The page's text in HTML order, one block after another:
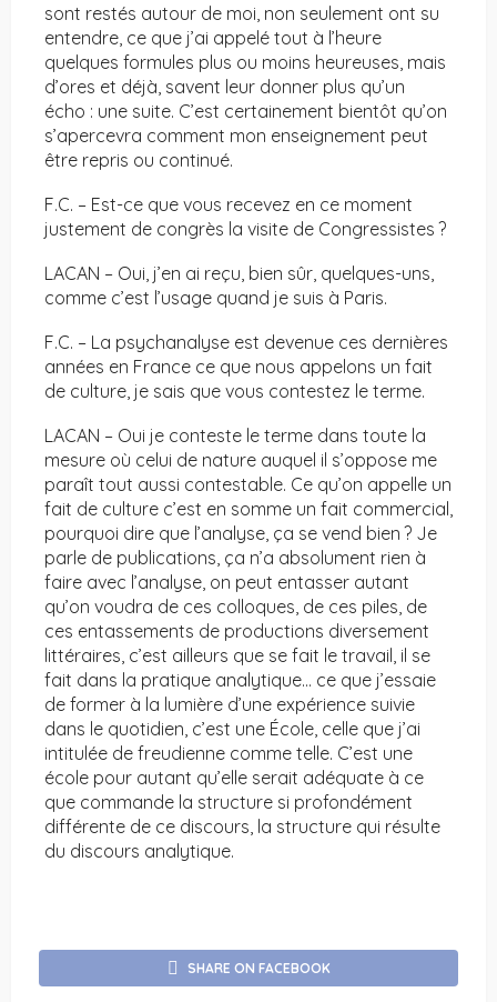
sont restés autour de moi, non seulement ont su
entendre, ce que j’ai appelé tout à l’heure
quelques formules plus ou moins heureuses, mais
d’ores et déjà, savent leur donner plus qu’un
écho : une suite. C’est certainement bientôt qu’on
s’apercevra comment mon enseignement peut
être repris ou continué.
F.C. – Est-ce que vous recevez en ce moment
justement de congrès la visite de Congressistes ?
LACAN – Oui, j’en ai reçu, bien sûr, quelques-uns,
comme c’est l’usage quand je suis à Paris.
F.C. – La psychanalyse est devenue ces dernières
années en France ce que nous appelons un fait
de culture, je sais que vous contestez le terme.
LACAN – Oui je conteste le terme dans toute la
mesure où celui de nature auquel il s’oppose me
paraît tout aussi contestable. Ce qu’on appelle un
fait de culture c’est en somme un fait commercial,
pourquoi dire que l’analyse, ça se vend bien ? Je
parle de publications, ça n’a absolument rien à
faire avec l’analyse, on peut entasser autant
qu’on voudra de ces colloques, de ces piles, de
ces entassements de productions diversement
littéraires, c’est ailleurs que se fait le travail, il se
fait dans la pratique analytique… ce que j’essaie
de former à la lumière d’une expérience suivie
dans le quotidien, c’est une École, celle que j’ai
intitulée de freudienne comme telle. C’est une
école pour autant qu’elle serait adéquate à ce
que commande la structure si profondément
différente de ce discours, la structure qui résulte
du discours analytique.
SHARE ON FACEBOOK